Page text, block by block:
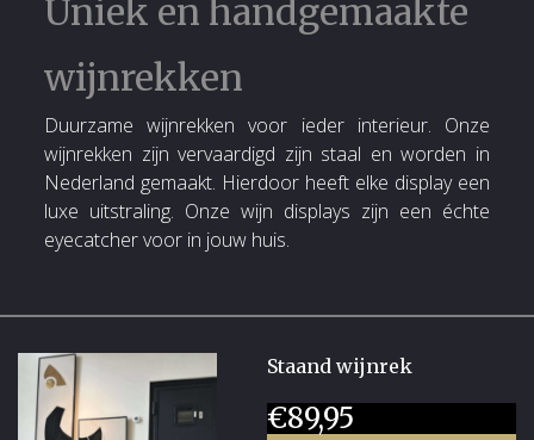
Uniek en handgemaakte
wijnrekken
Duurzame wijnrekken voor ieder interieur. Onze
wijnrekken zijn vervaardigd zijn staal en worden in
Nederland gemaakt. Hierdoor heeft elke display een
luxe uitstraling. Onze wijn displays zijn een échte
eyecatcher voor in jouw huis.
Staand wijnrek
€89,95